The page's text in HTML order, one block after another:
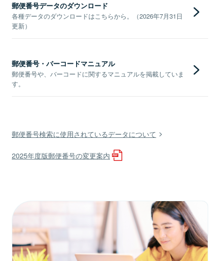
郵便番号データのダウンロード
各種データのダウンロードはこちらから。（2026年7月31日
更新）
郵便番号・バーコードマニュアル
郵便番号や、バーコードに関するマニュアルを掲載していま
す。
郵便番号検索に使用されているデータについて
2025年度版郵便番号の変更案内